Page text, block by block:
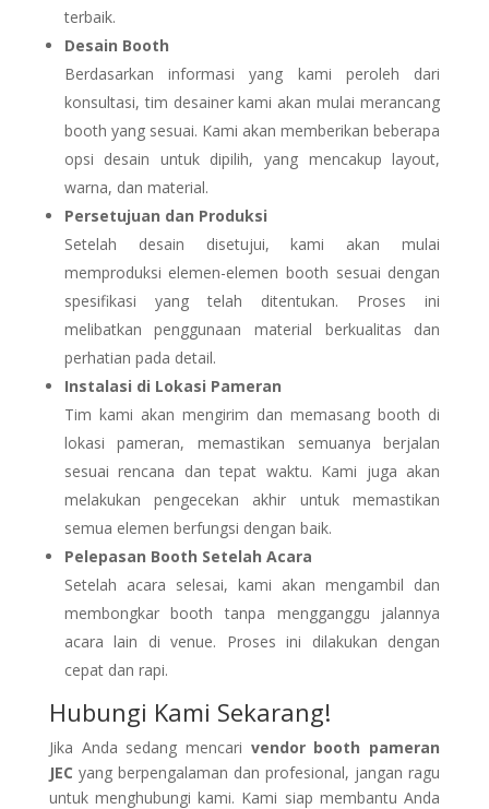
terbaik.
Desain Booth
Berdasarkan informasi yang kami peroleh dari
konsultasi, tim desainer kami akan mulai merancang
booth yang sesuai. Kami akan memberikan beberapa
opsi desain untuk dipilih, yang mencakup layout,
warna, dan material.
Persetujuan dan Produksi
Setelah desain disetujui, kami akan mulai
memproduksi elemen-elemen booth sesuai dengan
spesifikasi yang telah ditentukan. Proses ini
melibatkan penggunaan material berkualitas dan
perhatian pada detail.
Instalasi di Lokasi Pameran
Tim kami akan mengirim dan memasang booth di
lokasi pameran, memastikan semuanya berjalan
sesuai rencana dan tepat waktu. Kami juga akan
melakukan pengecekan akhir untuk memastikan
semua elemen berfungsi dengan baik.
Pelepasan Booth Setelah Acara
Setelah acara selesai, kami akan mengambil dan
membongkar booth tanpa mengganggu jalannya
acara lain di venue. Proses ini dilakukan dengan
cepat dan rapi.
Hubungi Kami Sekarang!
Jika Anda sedang mencari vendor booth pameran
JEC yang berpengalaman dan profesional, jangan ragu
untuk menghubungi kami. Kami siap membantu Anda